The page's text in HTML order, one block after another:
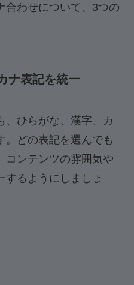
合わせについて、3つの
ナ表記を統一
、ひらがな、漢字、カ
。どの表記を選んでも
コンテンツの雰囲気や
するようにしましょ